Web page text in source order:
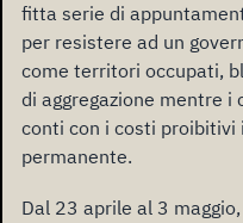
fitta serie di
per resistere ad un
come territori occupati,
di aggregazione mentre
conti con i costi proibitivi
permanente.
Dal 23 aprile al 3